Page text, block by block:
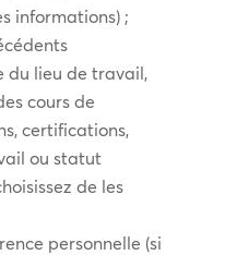
informations) ;
du lieu de travail,
cours de
certifications,
ou statut
de les
personnelle (si